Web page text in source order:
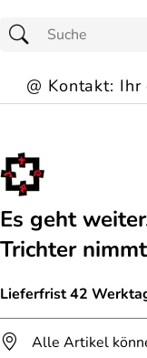
@ Kontakt:
Es geht
Trichter
Lieferfrist 42
Alle Artikel